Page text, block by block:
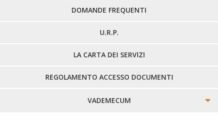
DOMANDE FREQUENTI
U.R.P.
LA CARTA DEI SERVIZI
REGOLAMENTO ACCESSO DOCUMENTI
VADEMECUM